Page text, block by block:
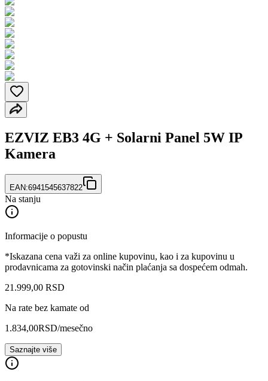
EZVIZ EB3 4G + Solarni Panel 5W IP
Kamera
EAN:6941545637822
Na stanju
Informacije o popustu
*Iskazana cena važi za online kupovinu, kao i za kupovinu u
prodavnicama za gotovinski način plaćanja sa dospećem odmah.
21.999,00 RSD
Na rate bez kamate od
1.834,00RSD/mesečno
Saznajte više